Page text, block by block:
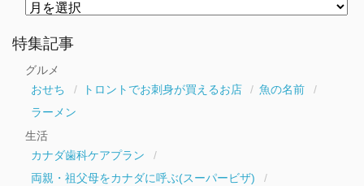
ー
カ
特集記事
グルメ
おせち
トロントでお刺身が買えるお店
魚の名前
ラーメン
生活
カナダ歯科ケアプラン
両親・祖父母をカナダに呼ぶ(スーパービザ)